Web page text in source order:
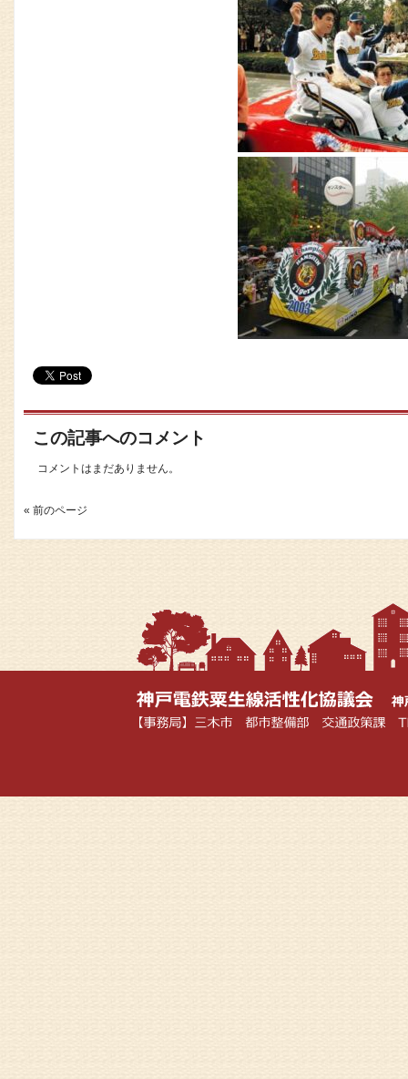
この記事へのコメント
コメントはまだありません。
« 前のページ